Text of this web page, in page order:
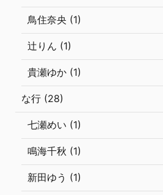
鳥住奈央 (1)
辻りん (1)
貴瀬ゆか (1)
な行 (28)
七瀬めい (1)
鳴海千秋 (1)
新田ゆう (1)